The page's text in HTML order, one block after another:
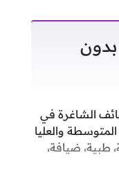
الشاغرة في
والعليا
ضيافة،